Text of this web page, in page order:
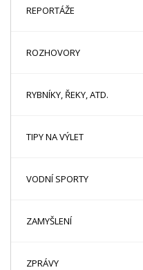
REPORTÁŽE
ROZHOVORY
RYBNÍKY, ŘEKY, ATD.
TIPY NA VÝLET
VODNÍ SPORTY
ZAMYŠLENÍ
ZPRÁVY